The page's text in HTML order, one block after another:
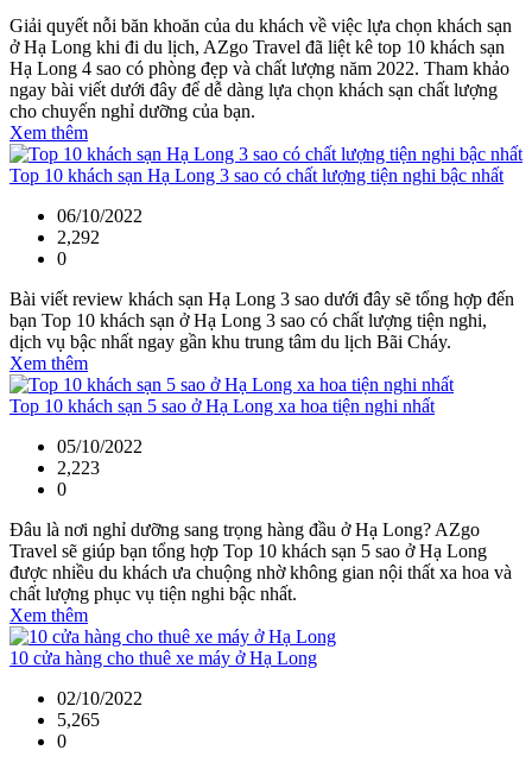
Giải quyết nỗi băn khoăn của du khách về việc lựa chọn khách sạn
ở Hạ Long khi đi du lịch, AZgo Travel đã liệt kê top 10 khách sạn
Hạ Long 4 sao có phòng đẹp và chất lượng năm 2022. Tham khảo
ngay bài viết dưới đây để dễ dàng lựa chọn khách sạn chất lượng
cho chuyến nghỉ dưỡng của bạn.
Xem thêm
Top 10 khách sạn Hạ Long 3 sao có chất lượng tiện nghi bậc nhất
06/10/2022
2,292
0
Bài viết review khách sạn Hạ Long 3 sao dưới đây sẽ tổng hợp đến
bạn Top 10 khách sạn ở Hạ Long 3 sao có chất lượng tiện nghi,
dịch vụ bậc nhất ngay gần khu trung tâm du lịch Bãi Cháy.
Xem thêm
Top 10 khách sạn 5 sao ở Hạ Long xa hoa tiện nghi nhất
05/10/2022
2,223
0
Đâu là nơi nghỉ dưỡng sang trọng hàng đầu ở Hạ Long? AZgo
Travel sẽ giúp bạn tổng hợp Top 10 khách sạn 5 sao ở Hạ Long
được nhiều du khách ưa chuộng nhờ không gian nội thất xa hoa và
chất lượng phục vụ tiện nghi bậc nhất.
Xem thêm
10 cửa hàng cho thuê xe máy ở Hạ Long
02/10/2022
5,265
0